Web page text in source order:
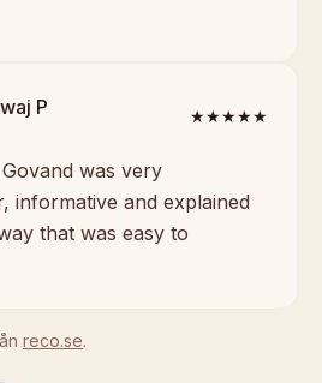
P ★★★★★
was very
informative and explained
that was easy to
reco.se.